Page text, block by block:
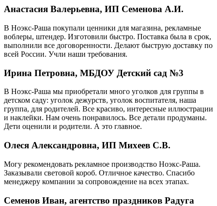
Анастасия Валерьевна, ИП Семенова А.И.
В Ноэкс-Раша покупали ценники для магазина, рекламные
воблеры, штендер. Изготовили быстро. Поставка была в срок,
выполнили все договоренности. Делают быструю доставку по
всей России. Учли наши требования.
Ирина Петровна, МБДОУ Детский сад №3
В Ноэкс-Раша мы приобретали много уголков для группы в
детском саду: уголок дежурств, уголок воспитателя, наша
группа, для родителей. Все красиво, интересные иллюстрации
и наклейки. Нам очень понравилось. Все детали продуманы.
Дети оценили и родители. А это главное.
Олеся Александровна, ИП Михеев С.В.
Могу рекомендовать рекламное производство Ноэкс-Раша.
Заказывали световой короб. Отличное качество. Спасибо
менеджеру компании за сопровождение на всех этапах.
Семенов Иван, агентство праздников Радуга